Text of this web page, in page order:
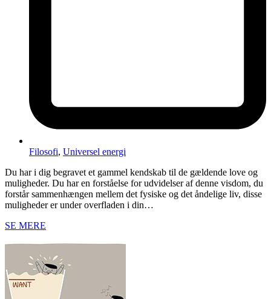
Filosofi, Universel energi
Du har i dig begravet et gammel kendskab til de gældende love og
muligheder. Du har en forståelse for udvidelser af denne visdom, du
forstår sammenhængen mellem det fysiske og det åndelige liv, disse
muligheder er under overfladen i din…
SE MERE